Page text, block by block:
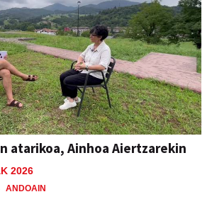
atarikoa, Ainhoa Aiertzarekin
2026
ANDOAIN